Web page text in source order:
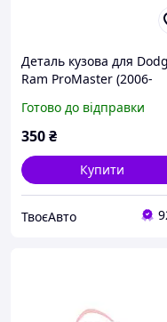
Деталь кузова для
Ram ProMaster (2006-
Готово до відправки
350₴
Купити
ТвоєАвто